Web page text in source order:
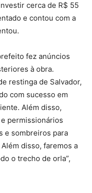
cerca de R$ 55
e contou com a
fez anúncios
à obra.
restinga de Salvador,
com sucesso em
Além disso,
permissionários
e sombreiros para
disso, faremos a
o trecho de orla”,